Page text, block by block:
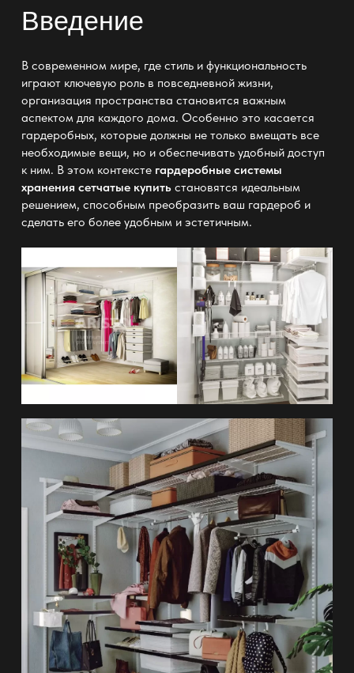
Введение
В современном мире, где стиль и функциональность
играют ключевую роль в повседневной жизни,
организация пространства становится важным
аспектом для каждого дома. Особенно это касается
гардеробных, которые должны не только вмещать все
необходимые вещи, но и обеспечивать удобный доступ
к ним. В этом контексте гардеробные системы
хранения сетчатые купитьстановятся идеальным
решением, способным преобразить ваш гардероб и
сделать его более удобным и эстетичным.